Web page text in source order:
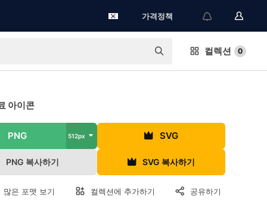
가격정책
컬렉션 0
아이콘
PNG 512px SVG
PNG 복사하기 SVG 복사하기
많은 포맷 보기 컬렉션에 추가하기 공유하기